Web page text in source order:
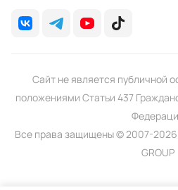
Сайт не является публичной
положениями Статьи 437
Все права защищены © 2007-2026
GROUP